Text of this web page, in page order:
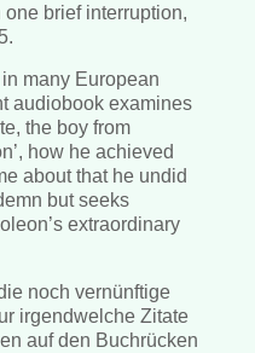
brief interruption,
many European
audiobook examines
the boy from
how he achieved
about that he undid
but seeks
extraordinary
noch vernünftige
irgendwelche Zitate
auf den Buchrücken